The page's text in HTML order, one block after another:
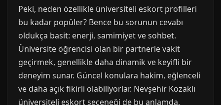
Peki, neden özellikle üniversiteli eskort profilleri
bu kadar popüler? Bence bu sorunun cevabı
oldukça basit: enerji, samimiyet ve sohbet.
Üniversite öğrencisi olan bir partnerle vakit
geçirmek, genellikle daha dinamik ve keyifli bir
deneyim sunar. Güncel konulara hakim, eğlenceli
ve daha açık fikirli olabiliyorlar. Nevşehir Kozaklı
üniversiteli eskort seçeneği de bu anlamda,